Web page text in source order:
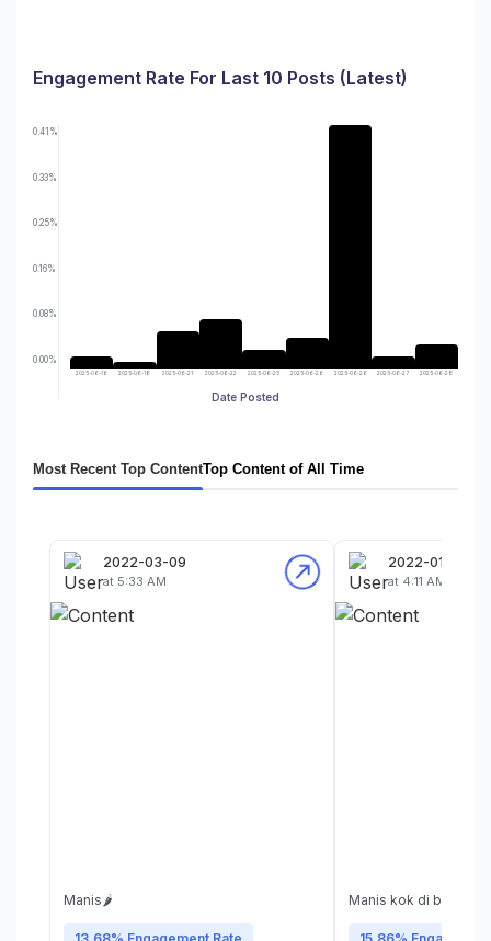
Engagement Rate For Last 10 Posts (Latest)
0.41%
0.33%
0.25%
0.16%
0.08%
0.00%
2025-06-16 2025-06-18 2025-06-21 2025-06-22 2025-06-25 2025-06-26 2025-06-26 2025-06-27 2025-06-28
Date Posted
Most Recent Top ContentTop Content of All Time
2022-03-09
at 5:33 AM
Manis🌶
2022-01-15
at 4:11 AM
Manis kok di bilang